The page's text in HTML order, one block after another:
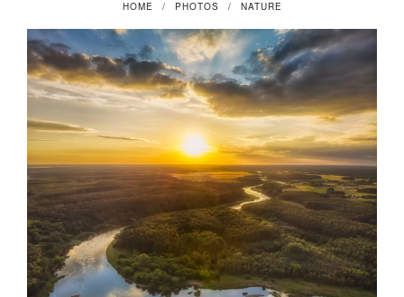
HOME PHOTOS NATURE